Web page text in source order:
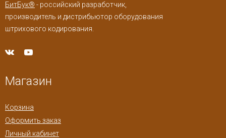
БитБук® - российский разработчик,
производитель и дистрибьютор оборудования
штрихового кодирования.
Магазин
Корзина
Оформить заказ
Личный кабинет